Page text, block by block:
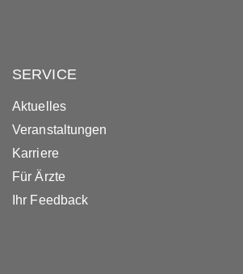
SERVICE
Aktuelles
Veranstaltungen
Karriere
Für Ärzte
Ihr Feedback